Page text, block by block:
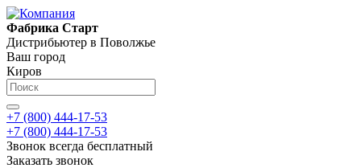
Фабрика Старт
Дистрибьютер в Поволжье
Ваш город
Киров
+7 (800) 444-17-53
+7 (800) 444-17-53
Звонок всегда бесплатный
Заказать звонок